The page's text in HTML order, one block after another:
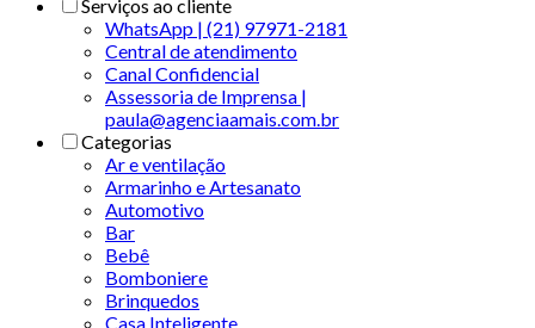
Serviços ao cliente
WhatsApp | (21) 97971-2181
Central de atendimento
Canal Confidencial
Assessoria de Imprensa |
paula@agenciaamais.com.br
Categorias
Ar e ventilação
Armarinho e Artesanato
Automotivo
Bar
Bebê
Bomboniere
Brinquedos
Casa Inteligente